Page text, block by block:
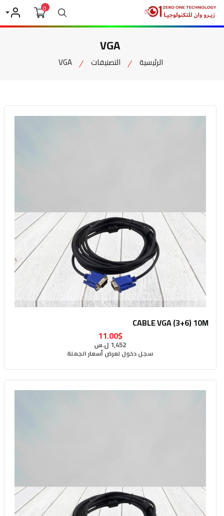
بحث0
حسابي
VGA
الرئيسية التصنيفات VGA
CABLE VGA (3+6) 10M
11.00$
1,452 ل.س
سجل دخول لعرض أسعار الجملة